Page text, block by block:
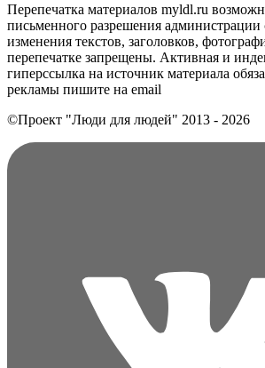
Перепечатка материалов myldl.ru
письменного разрешения
изменения текстов, заголовков,
перепечатке запрещены. Активная и
гиперссылка на источник материала
рекламы пишите на еmail
©Проект "Люди для людей" 2013 - 2026